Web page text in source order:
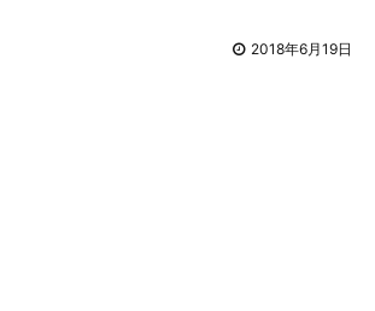
2018年6月19日